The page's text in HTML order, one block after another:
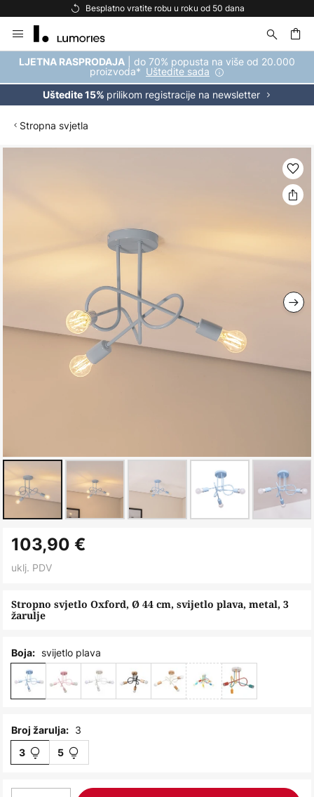
Besplatno vratite robu u roku od 50 dana
to
Content
LJETNA RASPRODAJA | do 70% popusta na više od 20.000
proizvoda* Uštedite sada
Uštedite 15% prilikom registracije na newsletter
Stropna svjetla
to
the
of
the
gallery
Stropno svjetlo Oxford, Ø 44 cm, svijetlo plava, metal, 3
žarulje
103,90 €
uklj. PDV
Boja: svijetlo plava
Broj žarulja: 3
3 5